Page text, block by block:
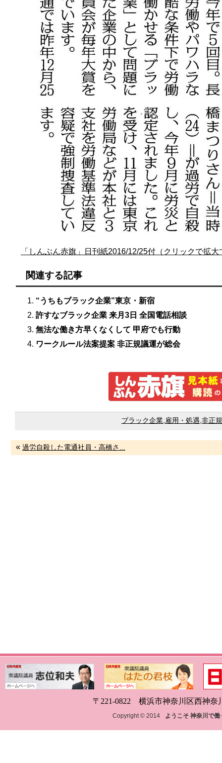
「しんぶん赤旗」日刊紙2016/12/25付（クリックで拡
関連する記事
“うちもブラック企業”東京・新宿
許すなブラック企業 来月3日 全国電話相談
無法な働き方早くなくして 甲府でも行動
ワークルール法案提案 非正規議運が総会
ブラック企業 雇用・処遇 非正規
« 過労自殺した電通社員・高橋さ...
〒221-0822 横浜市神奈川区西神奈
Copyright © 2014 ようこそ 神奈川で